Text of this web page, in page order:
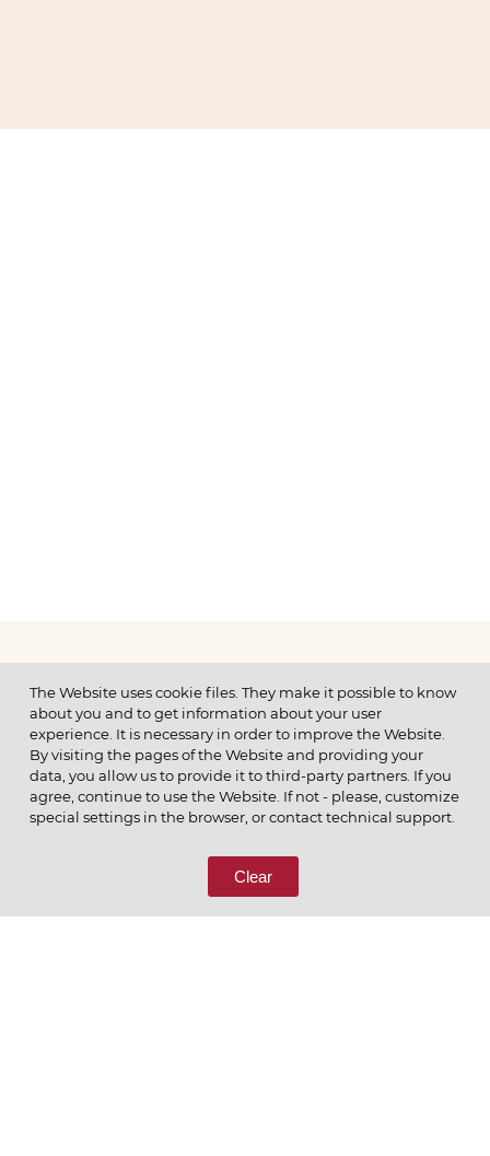
МЕНЮ
© 2026 ОАО
ПОЗВОНИТЕ НАМ
8 (800) 333-65-66
The Website uses cookie files. They make it possible to know
about you and to get information about your user
experience. It is necessary in order to improve the Website.
By visiting the pages of the Website and providing your
data, you allow us to provide it to third-party partners. If you
agree, continue to use the Website. If not - please, customize
special settings in the browser, or contact technical support.
Clear